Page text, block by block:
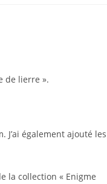
de lierre ».
J’ai également ajouté les
la collection « Enigme